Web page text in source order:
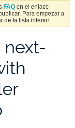
FAQ en el enlace
Para empezar a
de la lista inferior.
next-